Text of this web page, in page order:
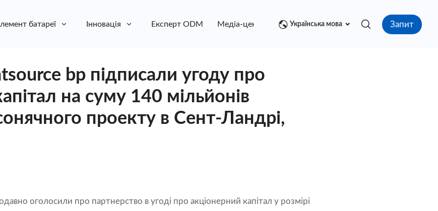
батареї Інновація Експерт ODM Медіа-центр контакт
Українська мова Запит
bp підписали угоду про
на суму 140 мільйонів
проекту в Сент-Ландрі,
оголосили про партнерство в угоді про акціонерний капітал у розмірі